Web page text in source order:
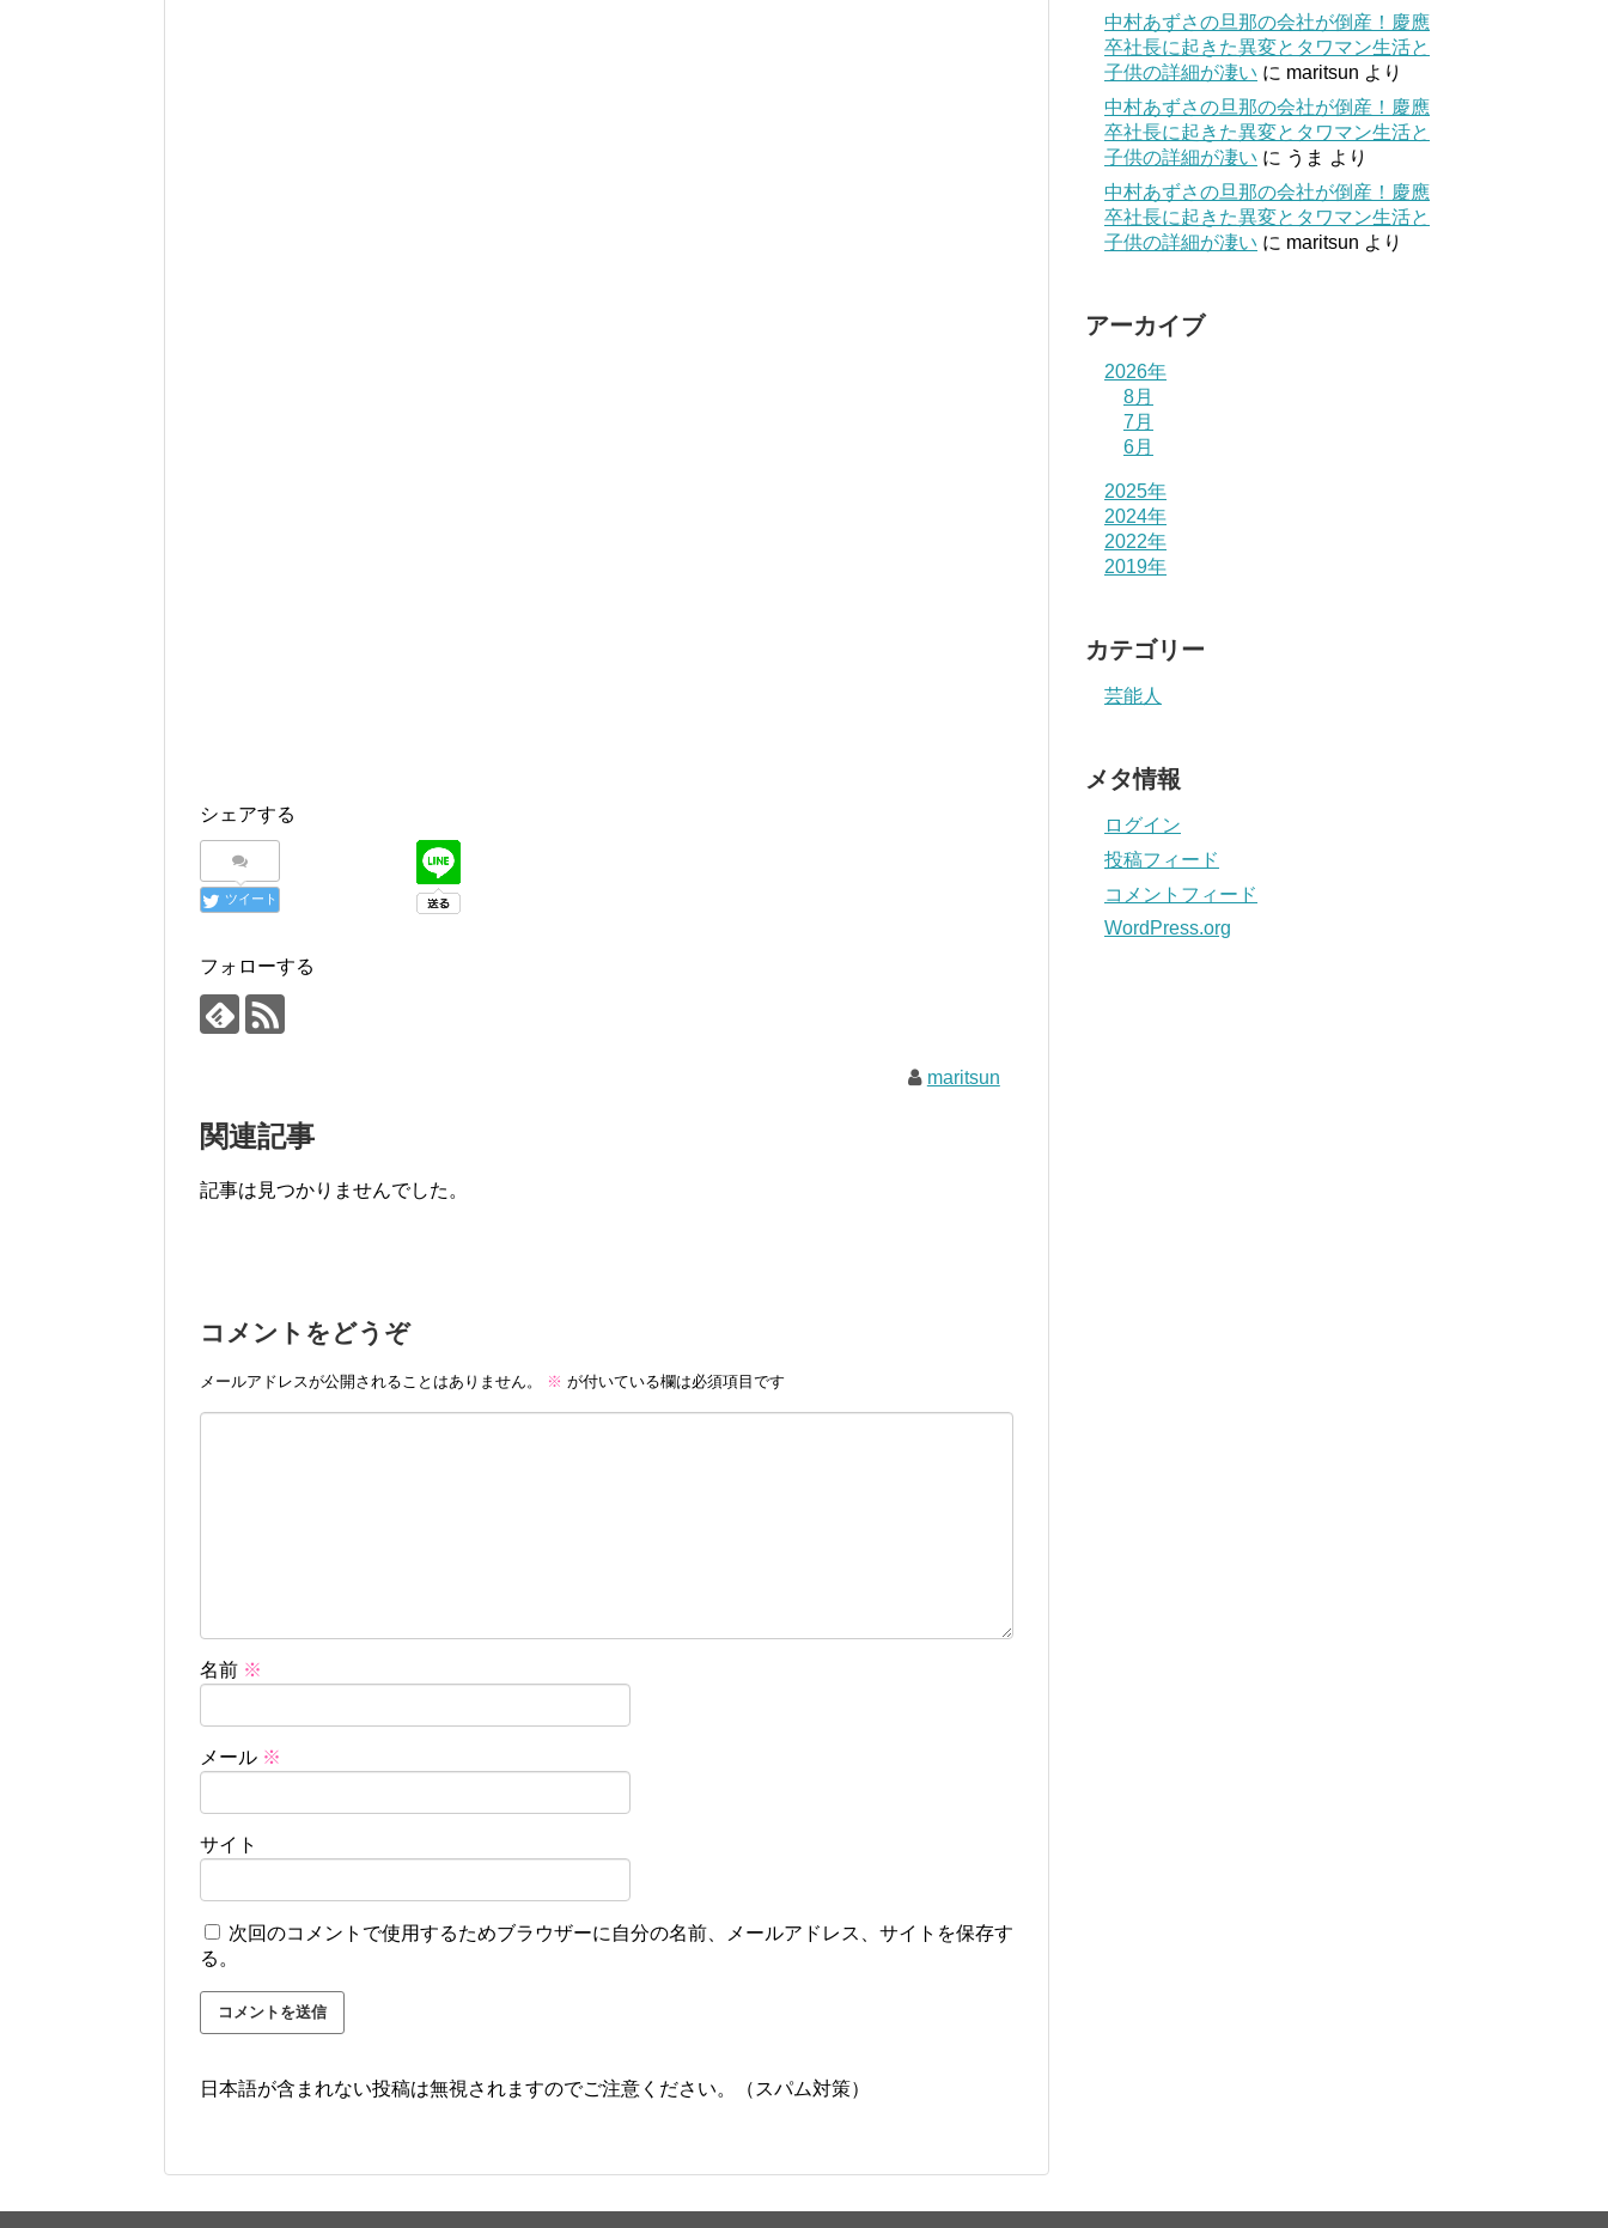
シェアする
ツイート
フォローする
maritsun
関連記事
記事は見つかりませんでした。
コメントをどうぞ
メールアドレスが公開されることはありません。 ※ が付いている欄は必須項目です
名前 ※
メール ※
サイト
次回のコメントで使用するためブラウザーに自分の名前、メールアドレス、サイトを保存す
る。
日本語が含まれない投稿は無視されますのでご注意ください。（スパム対策）
中村あずさの旦那の会社が倒産！慶應
卒社長に起きた異変とタワマン生活と
子供の詳細が凄い に maritsun より
中村あずさの旦那の会社が倒産！慶應
卒社長に起きた異変とタワマン生活と
子供の詳細が凄い に うま より
中村あずさの旦那の会社が倒産！慶應
卒社長に起きた異変とタワマン生活と
子供の詳細が凄い に maritsun より
アーカイブ
2026年
8月
7月
6月
2025年
2024年
2022年
2019年
カテゴリー
芸能人
メタ情報
ログイン
投稿フィード
コメントフィード
WordPress.org